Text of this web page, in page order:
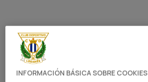
INFORMACIÓN BÁSICA SOBRE COOKIES